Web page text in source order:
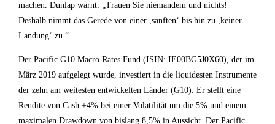
machen. Dunlap warnt: „Trauen Sie niemandem und nichts!
Deshalb nimmt das Gerede von einer ,sanften‘ bis hin zu ,keiner
Landung‘ zu.“
Der Pacific G10 Macro Rates Fund (ISIN: IE00BG5J0X60), der im
März 2019 aufgelegt wurde, investiert in die liquidesten Instrumente
der zehn am weitesten entwickelten Länder (G10). Er stellt eine
Rendite von Cash +4% bei einer Volatilität um die 5% und einem
maximalen Drawdown von bislang 8,5% in Aussicht. Der Pacific